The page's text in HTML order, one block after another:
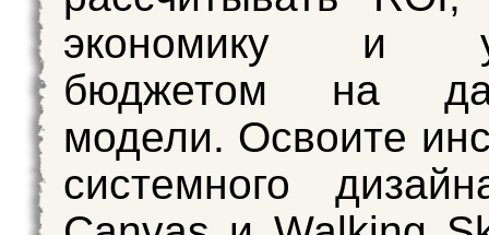
экономику и
бюджетом на
модели. Освоите
системного